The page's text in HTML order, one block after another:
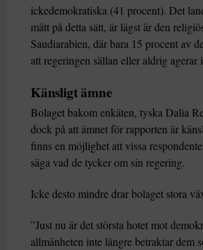
ickedemokratiska (41 procent). Det
mätt på detta sätt, är lägst är den
Saudiarabien, där bara 15 procent av
att regeringen sällan eller aldrig agerar
Känsligt ämne
Bolaget bakom enkäten, tyska Dalia
dock på att ämnet för rapporten är
finns en möjlighet att vissa
säga vad de tycker om sin regering.
Icke desto mindre drar bolaget stora
”Just nu är det största hotet mot
allmänheten inte längre betraktar dem